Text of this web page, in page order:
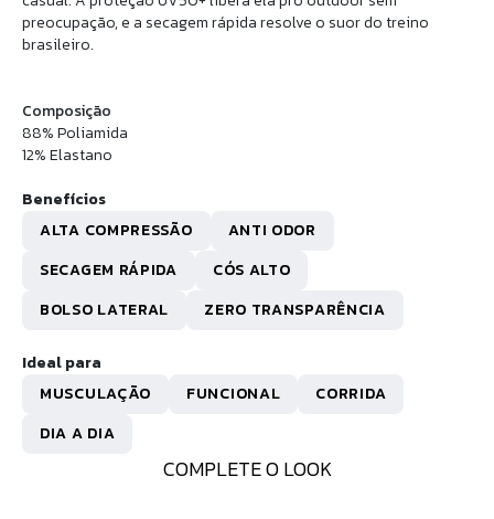
COMPLETE O LOOK
preocupação, e a secagem rápida resolve o suor do treino
brasileiro.
Composição
88% Poliamida
12% Elastano
Benefícios
ALTA COMPRESSÃO
ANTI ODOR
SECAGEM RÁPIDA
CÓS ALTO
BOLSO LATERAL
ZERO TRANSPARÊNCIA
Ideal para
MUSCULAÇÃO
FUNCIONAL
CORRIDA
DIA A DIA